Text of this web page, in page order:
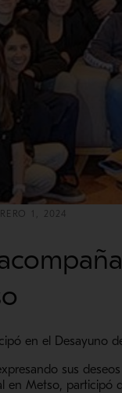
1, 2024
en el Desayuno
sus
en Metso, participó